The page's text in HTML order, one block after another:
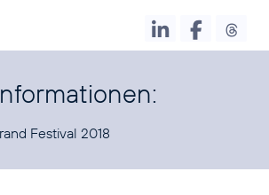
Festival 2018